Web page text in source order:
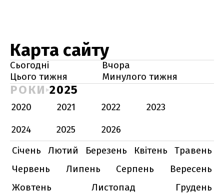
Карта сайту
Сьогодні
Вчора
Цього тижня
Минулого тижня
РОКИ 2025
2020 2021 2022
2023
2024
2025
2026
Січень
Лютий Березень Квітень
Травень
Червень
Липень Серпень
Вересень
Жовтень
Листопад Грудень